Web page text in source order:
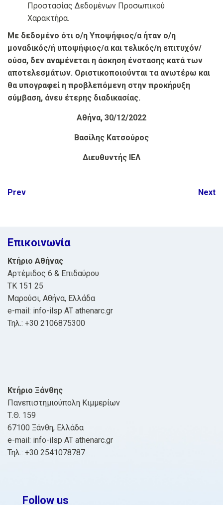
Προστασίας Δεδομένων Προσωπικού
Χαρακτήρα.
Με δεδομένο ότι ο/η Υποψήφιος/α ήταν ο/η
μοναδικός/ή υποψήφιος/α και τελικός/η επιτυχόν/
ούσα, δεν αναμένεται η άσκηση ένστασης κατά των
αποτελεσμάτων. Οριστικοποιούνται τα ανωτέρω και
θα υπογραφεί η προβλεπόμενη στην προκήρυξη
σύμβαση, άνευ έτερης διαδικασίας.
Αθήνα, 30/12/2022
Βασίλης Κατσούρος
Διευθυντής ΙΕΛ
Post
Prev Next
Επικοινωνία
Κτήριο Αθήνας
Αρτέμιδος 6 & Επιδαύρου
ΤΚ 151 25
Μαρούσι, Αθήνα, Ελλάδα
e-mail: info-ilsp AT athenarc.gr
Τηλ.: +30 2106875300
Κτήριο Ξάνθης
Πανεπιστημιούπολη Κιμμερίων
Τ.Θ. 159
67100 Ξάνθη, Ελλάδα
e-mail: info-ilsp AT athenarc.gr
Τηλ.: +30 2541078787
Follow us